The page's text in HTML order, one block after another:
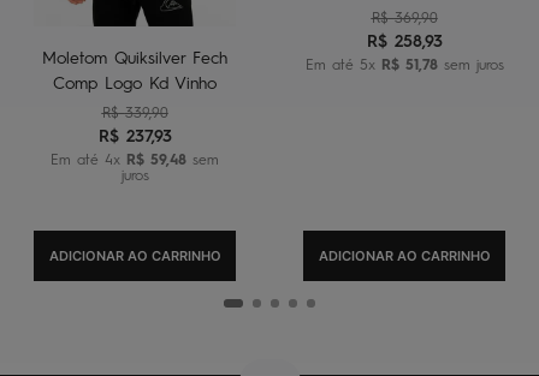
Moletom Quiksilver Fech
Comp Logo Kd Vinho
R$ 339,90
R$ 237,93
Em até 4x R$ 59,48 sem
juros
ADICIONAR AO CARRINHO
R$ 369,90
R$ 258,93
Em até 5x R$ 51, 78sem juros
ADICIONAR AO CARRINHO